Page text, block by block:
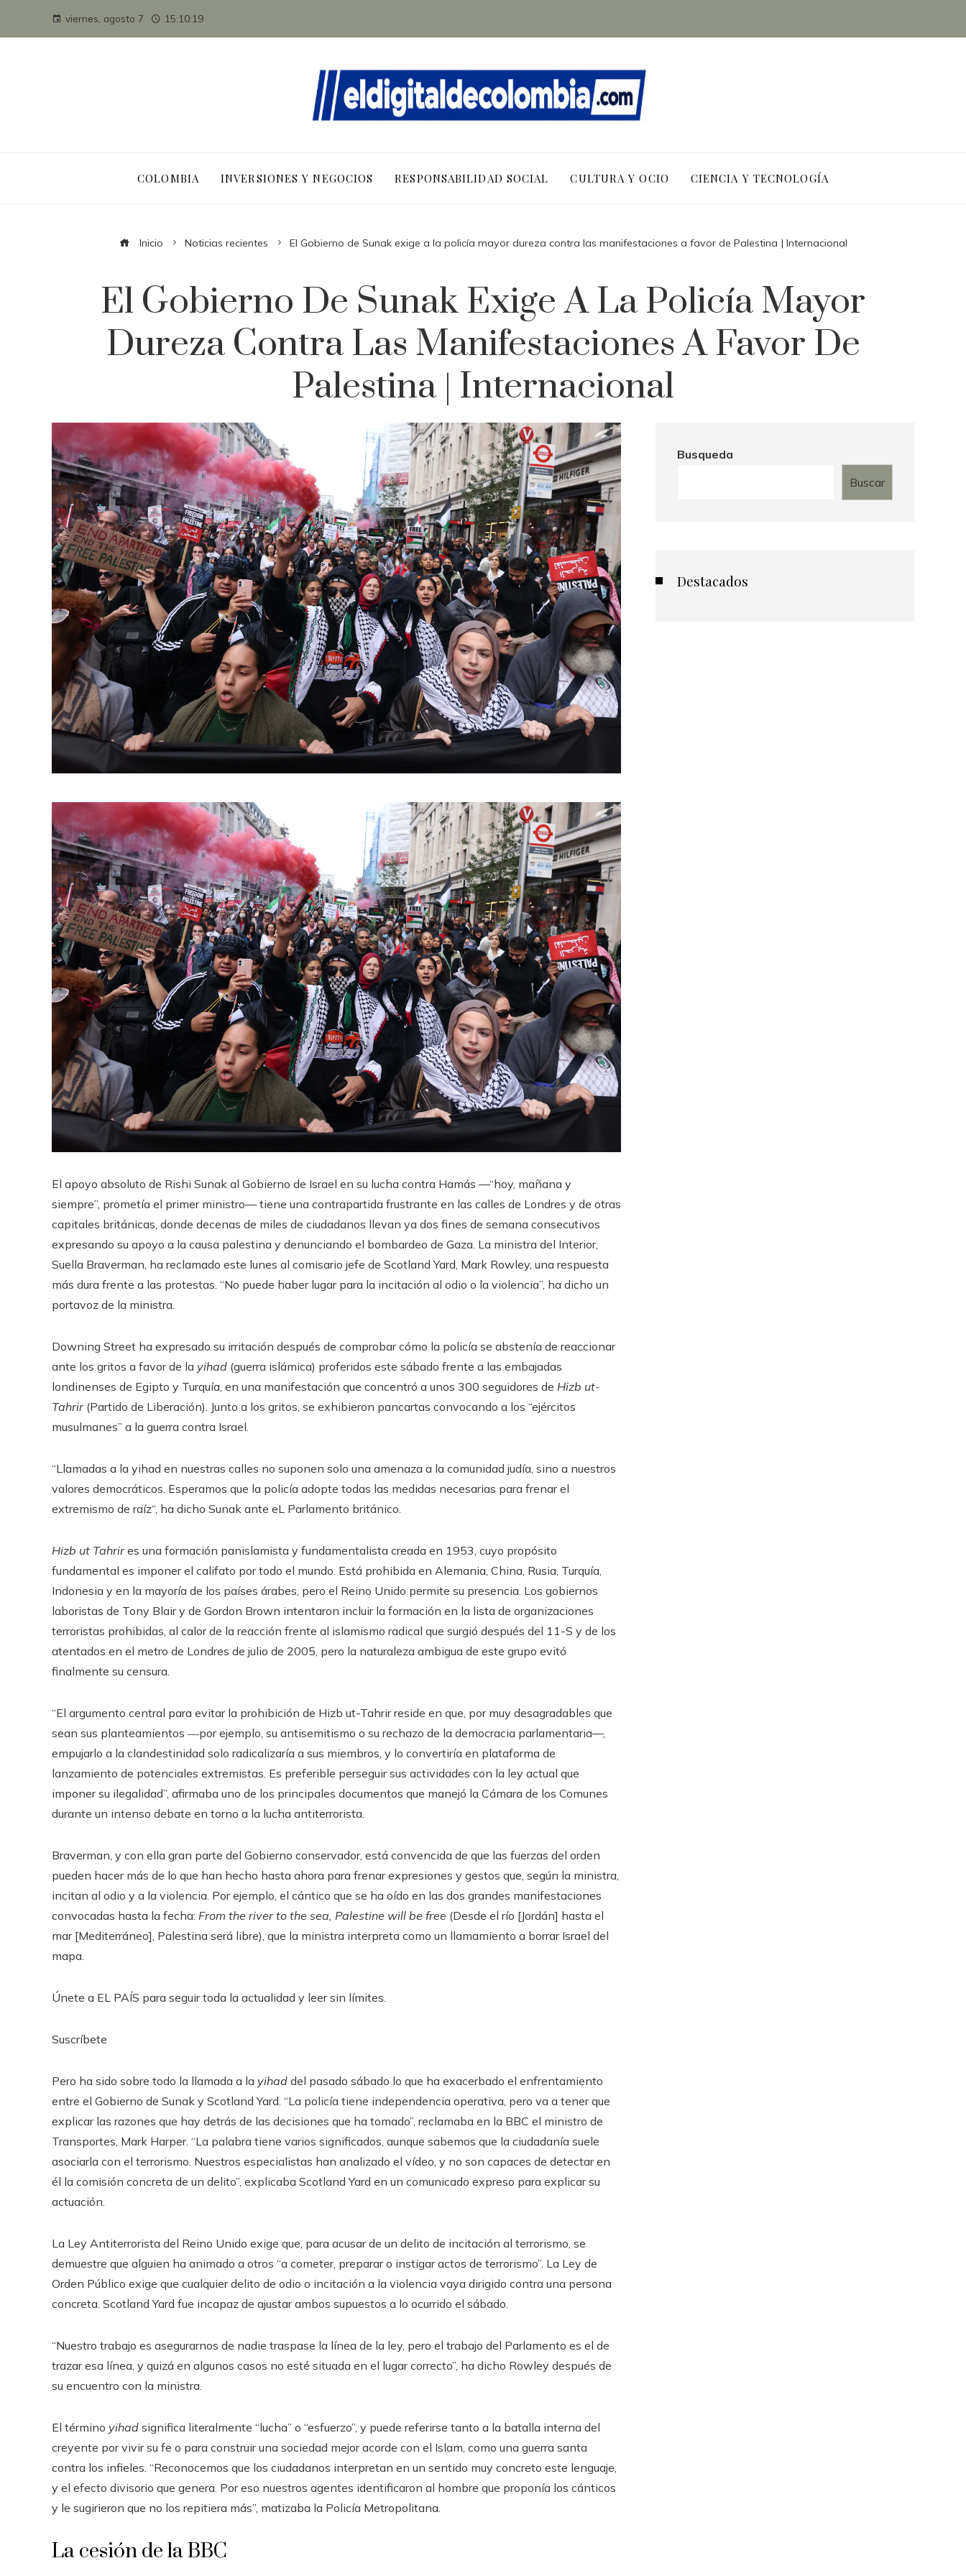
viernes, agosto 7 15:10:20
COLOMBIA INVERSIONES Y NEGOCIOS RESPONSABILIDAD SOCIAL CULTURA Y OCIO CIENCIA Y TECNOLOGÍA
Inicio Noticias recientes El Gobierno de Sunak exige a la policía mayor dureza contra las manifestaciones a favor de Palestina | Internacional
El Gobierno De Sunak Exige A La Policía Mayor
Dureza Contra Las Manifestaciones A Favor De
Palestina | Internacional
El apoyo absoluto de Rishi Sunak al Gobierno de Israel en su lucha contra Hamás —“hoy, mañana y
siempre”, prometía el primer ministro— tiene una contrapartida frustrante en las calles de Londres y de otras
capitales británicas, donde decenas de miles de ciudadanos llevan ya dos fines de semana consecutivos
expresando su apoyo a la causa palestina y denunciando el bombardeo de Gaza. La ministra del Interior,
Suella Braverman, ha reclamado este lunes al comisario jefe de Scotland Yard, Mark Rowley, una respuesta
más dura frente a las protestas. “No puede haber lugar para la incitación al odio o la violencia”, ha dicho un
portavoz de la ministra.
Downing Street ha expresado su irritación después de comprobar cómo la policía se abstenía de reaccionar
ante los gritos a favor de la yihad (guerra islámica) proferidos este sábado frente a las embajadas
londinenses de Egipto y Turquía, en una manifestación que concentró a unos 300 seguidores de Hizb ut-
Tahrir(Partido de Liberación). Junto a los gritos, se exhibieron pancartas convocando a los “ejércitos
musulmanes” a la guerra contra Israel.
“Llamadas a la yihad en nuestras calles no suponen solo una amenaza a la comunidad judía, sino a nuestros
valores democráticos. Esperamos que la policía adopte todas las medidas necesarias para frenar el
extremismo de raíz“, ha dicho Sunak ante eL Parlamento británico.
Hizb ut Tahrires una formación panislamista y fundamentalista creada en 1953, cuyo propósito
fundamental es imponer el califato por todo el mundo. Está prohibida en Alemania, China, Rusia, Turquía,
Indonesia y en la mayoría de los países árabes, pero el Reino Unido permite su presencia. Los gobiernos
laboristas de Tony Blair y de Gordon Brown intentaron incluir la formación en la lista de organizaciones
terroristas prohibidas, al calor de la reacción frente al islamismo radical que surgió después del 11-S y de los
atentados en el metro de Londres de julio de 2005, pero la naturaleza ambigua de este grupo evitó
finalmente su censura.
“El argumento central para evitar la prohibición de Hizb ut-Tahrir reside en que, por muy desagradables que
sean sus planteamientos ―por ejemplo, su antisemitismo o su rechazo de la democracia parlamentaria—,
empujarlo a la clandestinidad solo radicalizaría a sus miembros, y lo convertiría en plataforma de
lanzamiento de potenciales extremistas. Es preferible perseguir sus actividades con la ley actual que
imponer su ilegalidad”, afirmaba uno de los principales documentos que manejó la Cámara de los Comunes
durante un intenso debate en torno a la lucha antiterrorista.
Braverman, y con ella gran parte del Gobierno conservador, está convencida de que las fuerzas del orden
pueden hacer más de lo que han hecho hasta ahora para frenar expresiones y gestos que, según la ministra,
incitan al odio y a la violencia. Por ejemplo, el cántico que se ha oído en las dos grandes manifestaciones
convocadas hasta la fecha: From the river to the sea, Palestine will be free (Desde el río [Jordán] hasta el
mar [Mediterráneo], Palestina será libre), que la ministra interpreta como un llamamiento a borrar Israel del
mapa.
Únete a EL PAÍS para seguir toda la actualidad y leer sin límites.
Suscríbete
Pero ha sido sobre todo la llamada a la yihad del pasado sábado lo que ha exacerbado el enfrentamiento
entre el Gobierno de Sunak y Scotland Yard. “La policía tiene independencia operativa, pero va a tener que
explicar las razones que hay detrás de las decisiones que ha tomado”, reclamaba en la BBC el ministro de
Transportes, Mark Harper. “La palabra tiene varios significados, aunque sabemos que la ciudadanía suele
asociarla con el terrorismo. Nuestros especialistas han analizado el vídeo, y no son capaces de detectar en
él la comisión concreta de un delito”, explicaba Scotland Yard en un comunicado expreso para explicar su
actuación.
La Ley Antiterrorista del Reino Unido exige que, para acusar de un delito de incitación al terrorismo, se
demuestre que alguien ha animado a otros “a cometer, preparar o instigar actos de terrorismo”. La Ley de
Orden Público exige que cualquier delito de odio o incitación a la violencia vaya dirigido contra una persona
concreta. Scotland Yard fue incapaz de ajustar ambos supuestos a lo ocurrido el sábado.
“Nuestro trabajo es asegurarnos de nadie traspase la línea de la ley, pero el trabajo del Parlamento es el de
trazar esa línea, y quizá en algunos casos no esté situada en el lugar correcto”, ha dicho Rowley después de
su encuentro con la ministra.
El término yihad significa literalmente “lucha” o “esfuerzo”, y puede referirse tanto a la batalla interna del
creyente por vivir su fe o para construir una sociedad mejor acorde con el Islam, como una guerra santa
contra los infieles. “Reconocemos que los ciudadanos interpretan en un sentido muy concreto este lenguaje,
y el efecto divisorio que genera. Por eso nuestros agentes identificaron al hombre que proponía los cánticos
y le sugirieron que no los repitiera más”, matizaba la Policía Metropolitana.
La cesión de la BBC
Busqueda
Buscar
Destacados